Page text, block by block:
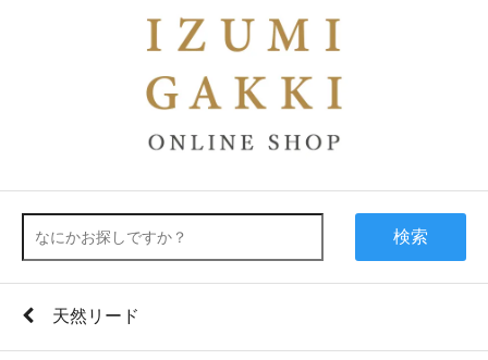
検索
天然リード